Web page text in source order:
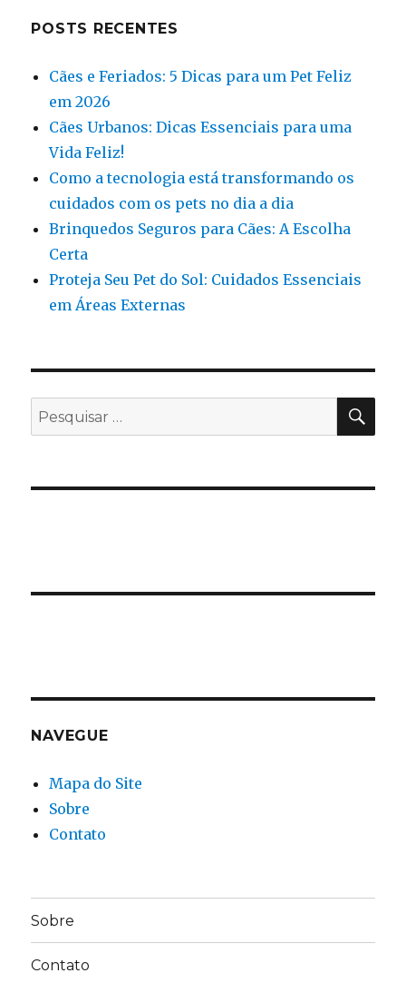
POSTS RECENTES
Cães e Feriados: 5 Dicas para um Pet Feliz
em 2026
Cães Urbanos: Dicas Essenciais para uma
Vida Feliz!
Como a tecnologia está transformando os
cuidados com os pets no dia a dia
Brinquedos Seguros para Cães: A Escolha
Certa
Proteja Seu Pet do Sol: Cuidados Essenciais
em Áreas Externas
Pesquisar
por:
NAVEGUE
Mapa do Site
Sobre
Contato
Sobre
Contato